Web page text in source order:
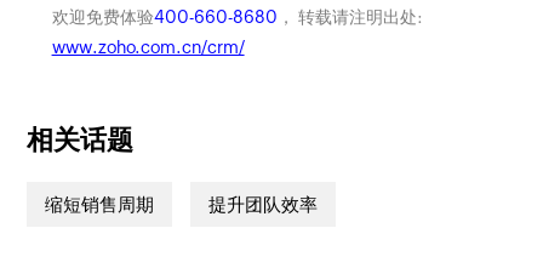
欢迎免费体验400-660-8680 ， 转载请注明出处:
www.zoho.com.cn/crm/
相关话题
缩短销售周期 提升团队效率